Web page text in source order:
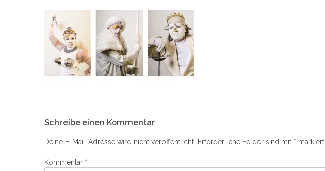
Navigation
Schreibe einen Kommentar
Deine E-Mail-Adresse wird nicht veröffentlicht. Erforderliche Felder sind mit * markiert
Kommentar *